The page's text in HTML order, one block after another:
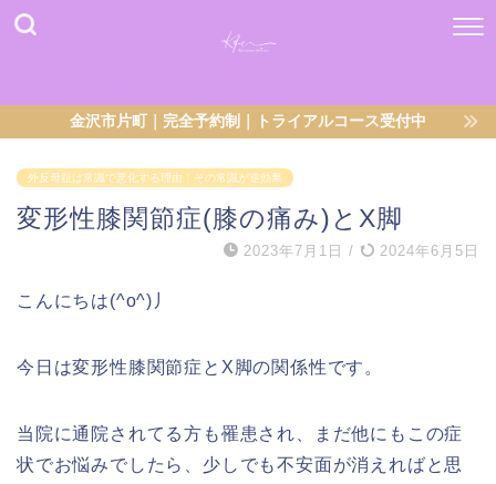
金沢市片町｜完全予約制｜トライアルコース受付中
外反母趾は常識で悪化する理由｜その常識が逆効果
変形性膝関節症(膝の痛み)とX脚
2023年7月1日 / 2024年6月5日
こんにちは(^o^)丿
今日は変形性膝関節症とX脚の関係性です。
当院に通院されてる方も罹患され、まだ他にもこの症
状でお悩みでしたら、少しでも不安面が消えればと思